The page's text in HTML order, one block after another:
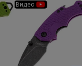
Видео